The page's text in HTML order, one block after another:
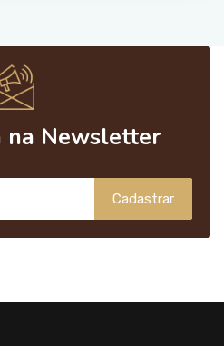
na Newsletter
Cadastrar